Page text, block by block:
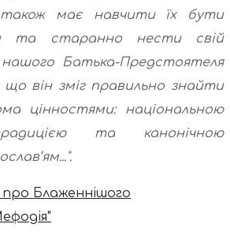
має навчити їх бути
та старанно нести свій
нашого Батька-Предстоятеля
він зміг правильно знайти
цінностями: національною
та канонічною
Блаженнішого